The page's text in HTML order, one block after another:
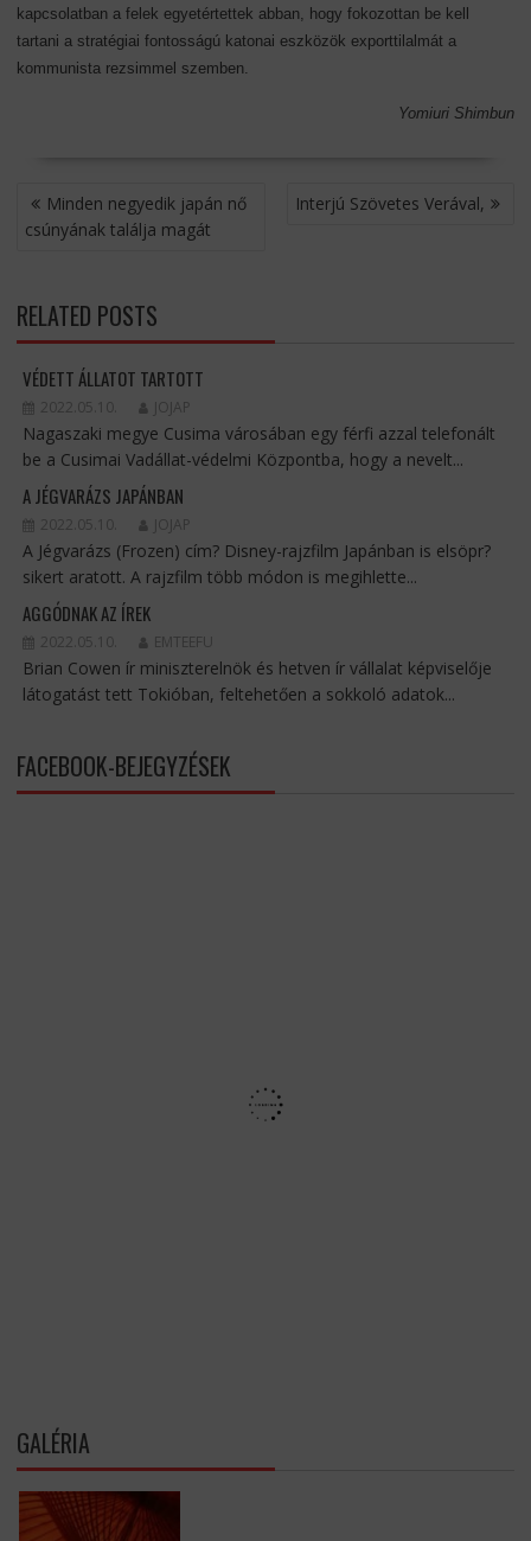
kapcsolatban a felek egyetértettek abban, hogy fokozottan be kell
tartani a stratégiai fontosságú katonai eszközök exporttilalmát a
kommunista rezsimmel szemben.
Yomiuri Shimbun
BEJEGYZÉS
NAVIGÁCIÓ
Minden negyedik japán nő
csúnyának találja magát
Interjú Szövetes Verával,
RELATED POSTS
VÉDETT ÁLLATOT TARTOTT
2022.05.10. JOJAP
Nagaszaki megye Cusima városában egy férfi azzal telefonált
be a Cusimai Vadállat-védelmi Központba, hogy a nevelt...
A JÉGVARÁZS JAPÁNBAN
2022.05.10. JOJAP
A Jégvarázs (Frozen) cím? Disney-rajzfilm Japánban is elsöpr?
sikert aratott. A rajzfilm több módon is megihlette...
AGGÓDNAK AZ ÍREK
2022.05.10. EMTEEFU
Brian Cowen ír miniszterelnök és hetven ír vállalat képviselője
látogatást tett Tokióban, feltehetően a sokkoló adatok...
FACEBOOK-BEJEGYZÉSEK
GALÉRIA